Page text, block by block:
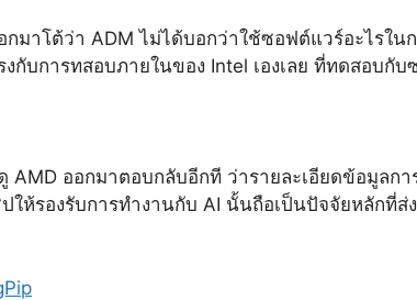
กมาโต้ว่า ADM ไม่ได้บอกว่าใช้ซอฟต์แวร์อะไรใ
งกับการทสอบภายในของ Intel เองเลย ที่ทดสอบกั
AMD ออกมาตอบกลับอีกที ว่ารายละเอียดข้อมูลก
ให้รองรับการทำงานกับ AI นั้นถือเป็นปัจจัยหลักที่